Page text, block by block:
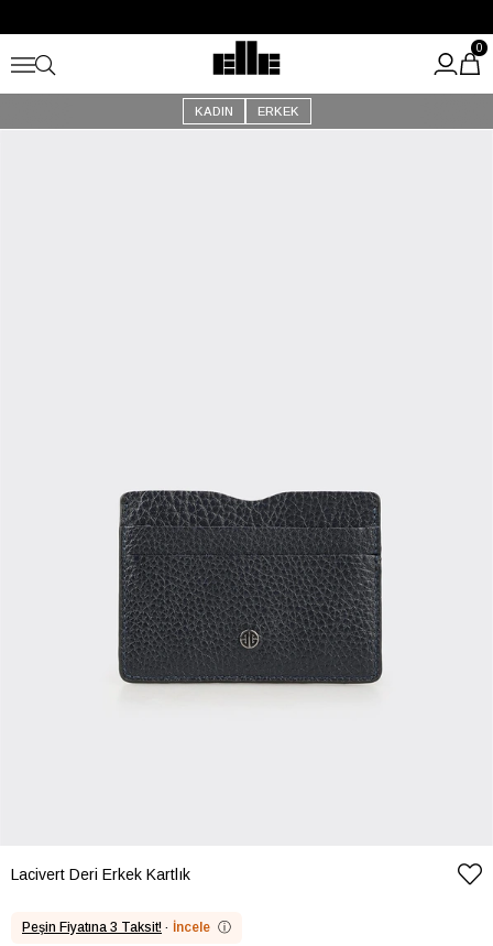
Kargo Ücretsiz!
KADIN ERKEK
0
Lacivert Deri Erkek Kartlık
Peşin Fiyatına 3 Taksit! · İncele ⓘ